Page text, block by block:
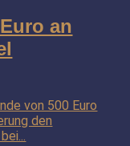
an
von 500 Euro
den